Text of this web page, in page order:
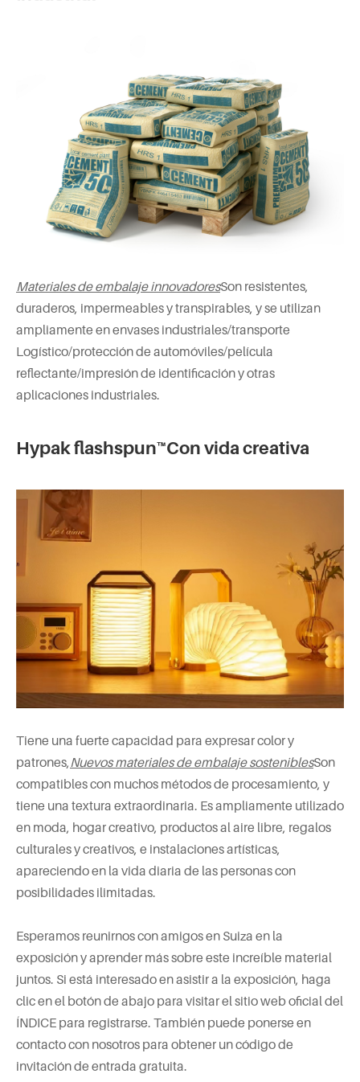
Materiales de embalaje innovadoresSon resistentes,
duraderos, impermeables y transpirables, y se utilizan
ampliamente en envases industriales/transporte
Logístico/protección de automóviles/película
reflectante/impresión de identificación y otras
aplicaciones industriales.
Hypak flashspun™Con vida creativa
Tiene una fuerte capacidad para expresar color y
patrones, Nuevos materiales de embalaje sosteniblesSon
compatibles con muchos métodos de procesamiento, y
tiene una textura extraordinaria. Es ampliamente utilizado
en moda, hogar creativo, productos al aire libre, regalos
culturales y creativos, e instalaciones artísticas,
apareciendo en la vida diaria de las personas con
posibilidades ilimitadas.
Esperamos reunirnos con amigos en Suiza en la
exposición y aprender más sobre este increíble material
juntos. Si está interesado en asistir a la exposición, haga
clic en el botón de abajo para visitar el sitio web oficial del
ÍNDICE para registrarse. También puede ponerse en
contacto con nosotros para obtener un código de
invitación de entrada gratuita.